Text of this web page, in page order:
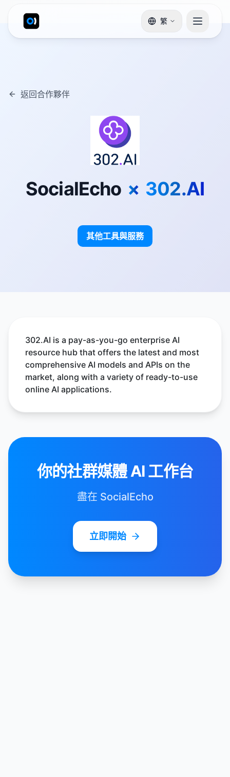
繁
返回合作夥伴
SocialEcho × 302.AI
其他工具與服務
302.AI is a pay-as-you-go enterprise AI
resource hub that offers the latest and most
comprehensive AI models and APIs on the
market, along with a variety of ready-to-use
online AI applications.
你的社群媒體 AI 工作台
盡在 SocialEcho
立即開始